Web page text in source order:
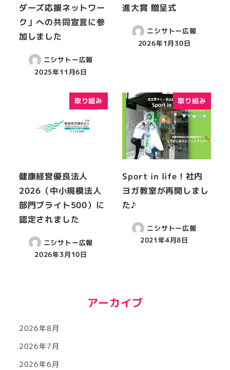
ダーズ応援ネットワー
ク」への共同宣言に参
加しました
ニシサトー広報
2025年11月6日
進大賞 贈呈式
ニシサトー広報
2026年1月30日
取り組み
健康経営優良法人
2026（中小規模法人
部門ブライト500）に
認定されました
ニシサトー広報
2026年3月10日
取り組み
Sport in life！社内
ヨガ教室が再開しまし
た♪
ニシサトー広報
2021年4月8日
アーカイブ
2026年8月
2026年7月
2026年6月